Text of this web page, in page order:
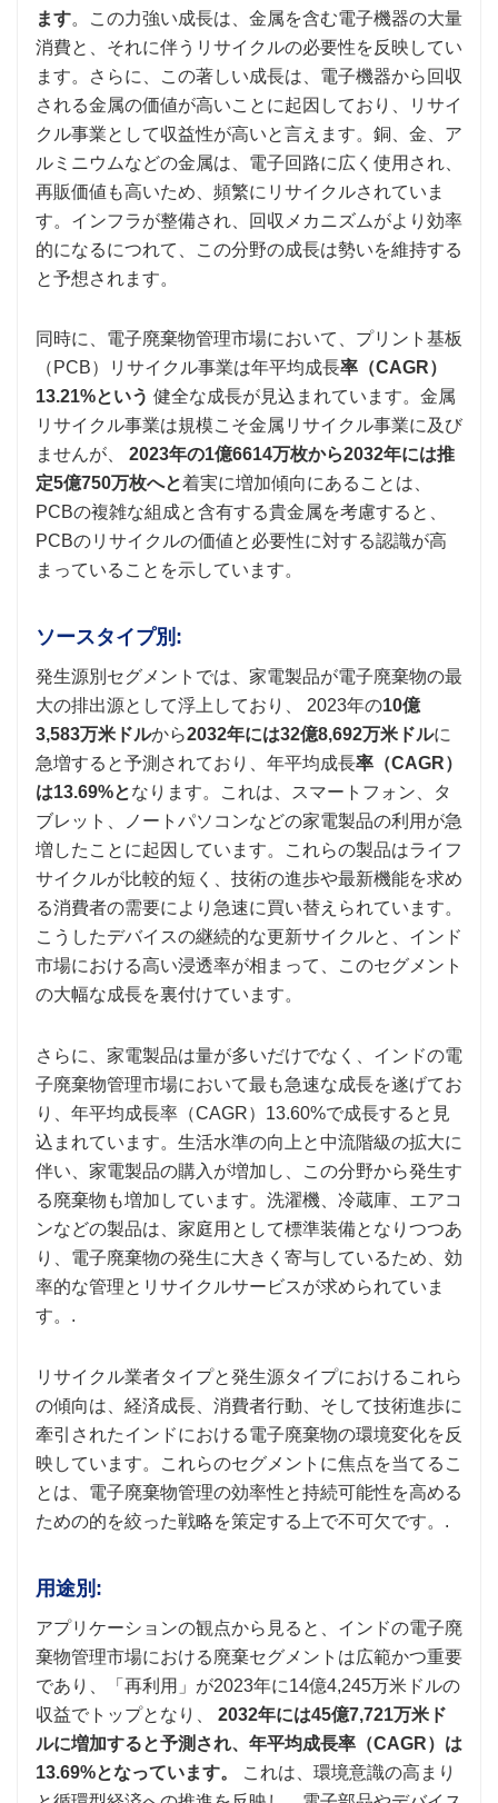
ます。この力強い成長は、金属を含む電子機器の大量
消費と、それに伴うリサイクルの必要性を反映してい
ます。さらに、この著しい成長は、電子機器から回収
される金属の価値が高いことに起因しており、リサイ
クル事業として収益性が高いと言えます。銅、金、ア
ルミニウムなどの金属は、電子回路に広く使用され、
再販価値も高いため、頻繁にリサイクルされていま
す。インフラが整備され、回収メカニズムがより効率
的になるにつれて、この分野の成長は勢いを維持する
と予想されます。
同時に、電子廃棄物管理市場において、プリント基板
（PCB）リサイクル事業は年平均成長率（CAGR）
13.21%という 健全な成長が見込まれています。金属
リサイクル事業は規模こそ金属リサイクル事業に及び
ませんが、 2023年の1億6614万枚から2032年には推
定5億750万枚へと着実に増加傾向にあることは、
PCBの複雑な組成と含有する貴金属を考慮すると、
PCBのリサイクルの価値と必要性に対する認識が高
まっていることを示しています。
ソースタイプ別:
発生源別セグメントでは、家電製品が電子廃棄物の最
大の排出源として浮上しており、 2023年の10億
3,583万米ドルから2032年には32億8,692万米ドルに
急増すると予測されており、年平均成長率（CAGR）
は13.69%となります。これは、スマートフォン、タ
ブレット、ノートパソコンなどの家電製品の利用が急
増したことに起因しています。これらの製品はライフ
サイクルが比較的短く、技術の進歩や最新機能を求め
る消費者の需要により急速に買い替えられています。
こうしたデバイスの継続的な更新サイクルと、インド
市場における高い浸透率が相まって、このセグメント
の大幅な成長を裏付けています。
さらに、家電製品は量が多いだけでなく、インドの電
子廃棄物管理市場において最も急速な成長を遂げてお
り、年平均成長率（CAGR）13.60%で成長すると見
込まれています。生活水準の向上と中流階級の拡大に
伴い、家電製品の購入が増加し、この分野から発生す
る廃棄物も増加しています。洗濯機、冷蔵庫、エアコ
ンなどの製品は、家庭用として標準装備となりつつあ
り、電子廃棄物の発生に大きく寄与しているため、効
率的な管理とリサイクルサービスが求められていま
す。.
リサイクル業者タイプと発生源タイプにおけるこれら
の傾向は、経済成長、消費者行動、そして技術進歩に
牽引されたインドにおける電子廃棄物の環境変化を反
映しています。これらのセグメントに焦点を当てるこ
とは、電子廃棄物管理の効率性と持続可能性を高める
ための的を絞った戦略を策定する上で不可欠です。.
用途別:
アプリケーションの観点から見ると、インドの電子廃
棄物管理市場における廃棄セグメントは広範かつ重要
であり、「再利用」が2023年に14億4,245万米ドルの
収益でトップとなり、 2032年には45億7,721万米ド
ルに増加すると予測され、年平均成長率（CAGR）は
13.69%となっています。
これは、環境意識の高まり